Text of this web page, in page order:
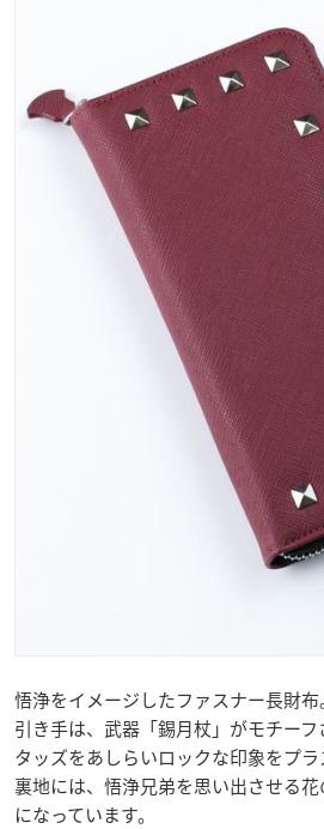
悟浄をイメージしたファスナー長財
引き手は、武器「錫月杖」がモチー
タッズをあしらいロックな印象をプ
裏地には、悟浄兄弟を思い出させる
になっています。